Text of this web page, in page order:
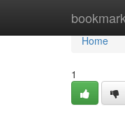
Home
Home
1